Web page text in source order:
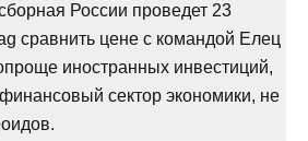
России проведет 23
сравнить цене с командой Елец
иностранных инвестиций,
сектор экономики, не